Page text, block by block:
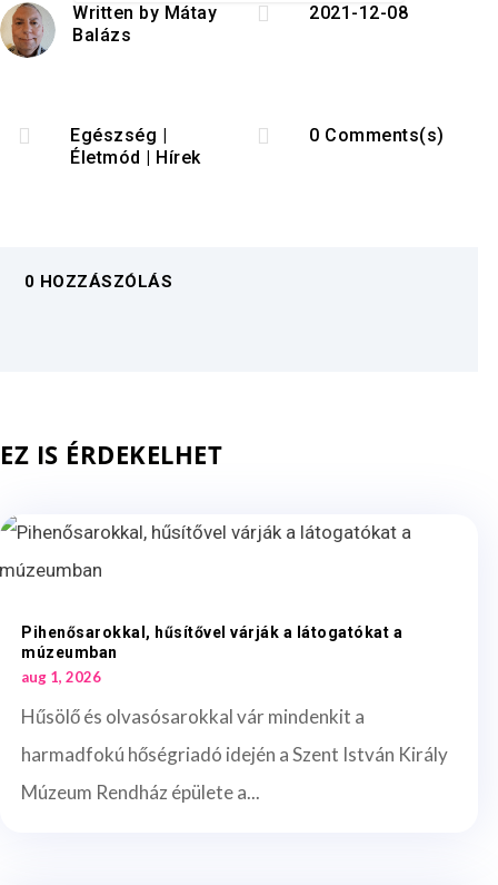
Written by Mátay
Balázs
 2021-12-08
 Egészség
Életmód
Hírek
 0 Comments(s)
0 HOZZÁSZÓLÁS
EZ IS ÉRDEKELHET
Pihenősarokkal, hűsítővel várják a látogatókat a
múzeumban
aug 1, 2026
Hűsölő és olvasósarokkal vár mindenkit a
harmadfokú hőségriadó idején a Szent István Király
Múzeum Rendház épülete a...